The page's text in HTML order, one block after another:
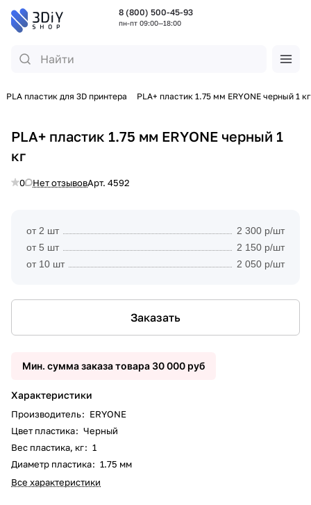
8 (800) 500-45-93
пн-пт 09:00—18:00
PLA пластик для 3D принтера PLA+ пластик 1.75 мм ERYONE черный 1 кг
PLA+ пластик 1.75 мм ERYONE черный 1
кг
0 Нет отзывовАрт. 4592
от 2 шт
2 300 р/шт
от 5 шт
2 150 р/шт
от 10 шт
2 050 р/шт
Заказать
Мин. сумма заказа товара 30 000 руб
Характеристики
Производитель: ERYONE
Цвет пластика: Черный
Вес пластика, кг: 1
Диаметр пластика: 1.75 мм
Все характеристики